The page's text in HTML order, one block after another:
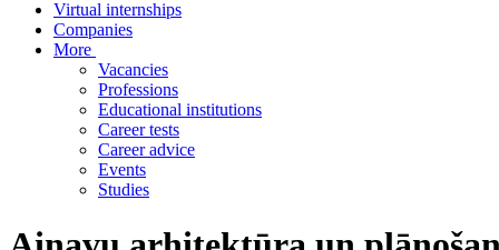
Virtual internships
Companies
More
Vacancies
Professions
Educational institutions
Career tests
Career advice
Events
Studies